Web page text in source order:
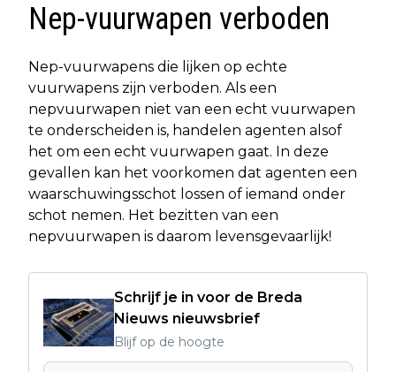
Nep-vuurwapen verboden
Nep-vuurwapens die lijken op echte
vuurwapens zijn verboden. Als een
nepvuurwapen niet van een echt vuurwapen
te onderscheiden is, handelen agenten alsof
het om een echt vuurwapen gaat. In deze
gevallen kan het voorkomen dat agenten een
waarschuwingsschot lossen of iemand onder
schot nemen. Het bezitten van een
nepvuurwapen is daarom levensgevaarlijk!
Schrijf je in voor de Breda
Nieuws nieuwsbrief
Blijf op de hoogte